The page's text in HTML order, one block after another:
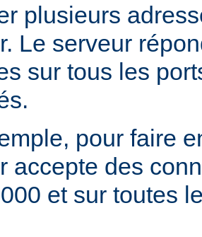
plusieurs
Le serveur
sur tous les
pour faire
accepte des
et sur toutes